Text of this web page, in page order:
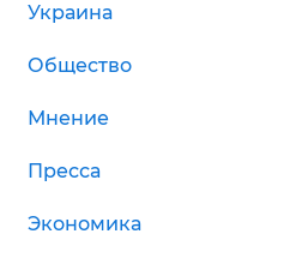
Украина
Общество
Мнение
Пресса
Экономика